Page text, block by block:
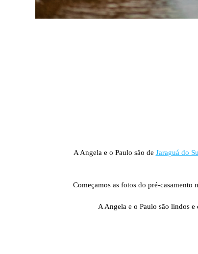
A Angela e o Paulo são de Jaraguá do
Começamos as fotos do pré-casamento
A Angela e o Paulo são lindos